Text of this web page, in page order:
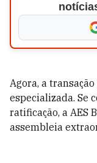
Agora, a
especializada. Se
ratificação, a AES
assembleia